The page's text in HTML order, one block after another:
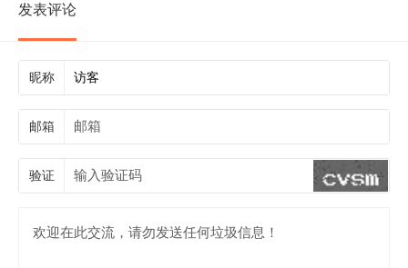
发表评论
昵称
邮箱
验证